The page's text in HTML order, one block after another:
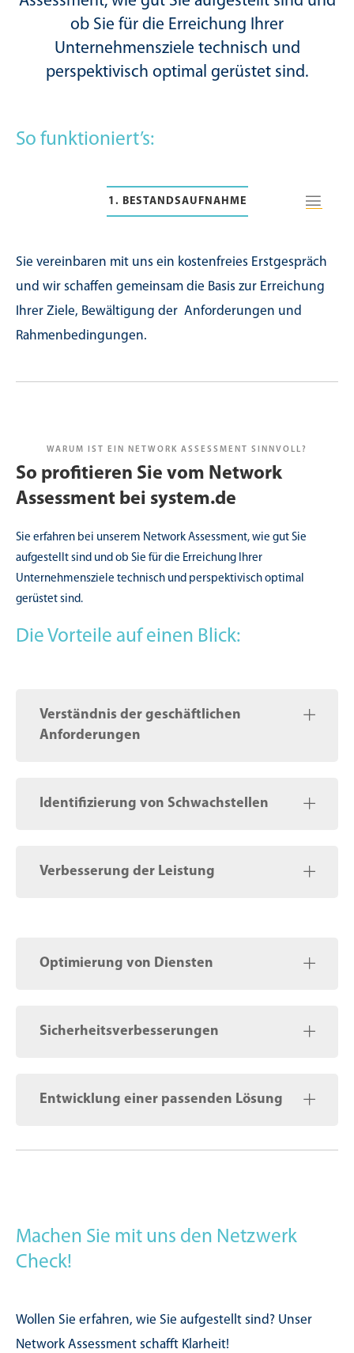
ob Sie für die Erreichung Ihrer
Unternehmensziele technisch und
perspektivisch optimal gerüstet sind.
So funktioniert’s:
1. BESTANDSAUFNAHME
Sie vereinbaren mit uns ein kostenfreies Erstgespräch
und wir schaffen gemeinsam die Basis zur Erreichung
Ihrer Ziele, Bewältigung der Anforderungen und
Rahmenbedingungen.
WARUM IST EIN NETWORK ASSESSMENT SINNVOLL?
So profitieren Sie vom Network
Assessment bei system.de
Sie erfahren bei unserem Network Assessment, wie gut Sie
aufgestellt sind und ob Sie für die Erreichung Ihrer
Unternehmensziele technisch und perspektivisch optimal
gerüstet sind.
Die Vorteile auf einen Blick:
Verständnis der geschäftlichen
Anforderungen
Identifizierung von Schwachstellen
Verbesserung der Leistung
Optimierung von Diensten
Sicherheitsverbesserungen
Entwicklung einer passenden Lösung
Machen Sie mit uns den Netzwerk
Check!
Wollen Sie erfahren, wie Sie aufgestellt sind? Unser
Network Assessment schafft Klarheit!